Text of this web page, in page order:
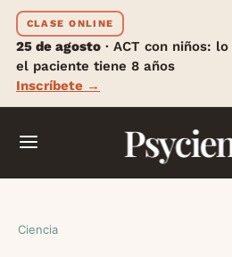
CLASE ONLINE
25 de agosto · ACT con niños:
el paciente tiene 8 años
Inscríbete →
Ciencia